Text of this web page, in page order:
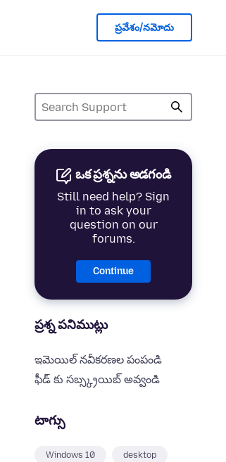
ప్రవేశం/నమోదు
ఒక ప్రశ్నను అడగండి
Still need help? Sign
in to ask your
question on our
forums.
Continue
ప్రశ్న పనిముట్లు
ఇమెయిల్ నవీకరణల పంపండి
ఫీడ్ కు సబ్స్క్రయిబ్ అవ్వండి
టాగ్సు
Windows 10 desktop